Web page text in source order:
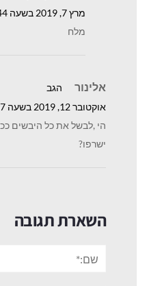
מרץ 7, 2019 בשעה 4:44 am
מלח
אלינור
הגב
אוקטובר 12, 2019 בשעה 8:57 am
הי ,לבשל את כל היבשים
ישרפו?
השארת תגובה